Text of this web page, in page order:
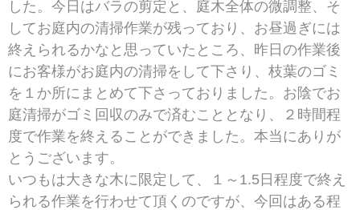
した。今日はバラの剪定と、庭木全体の微調整、そ
してお庭内の清掃作業が残っており、お昼過ぎには
終えられるかなと思っていたところ、昨日の作業後
にお客様がお庭内の清掃をして下さり、枝葉のゴミ
を１か所にまとめて下さっておりました。お陰でお
庭清掃がゴミ回収のみで済むこととなり、２時間程
度で作業を終えることができました。本当にありが
とうございます。
いつもは大きな木に限定して、１～1.5日程度で終え
られる作業を行わせて頂くのですが、今回はある程